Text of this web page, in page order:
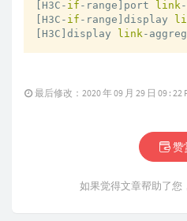
[H3C- if -range]port link
[H3C- if -range]display
[H3C]display link -
最后修改：2020 年 09 月 29 日 09 : 22
赞
如果觉得文章帮助了您